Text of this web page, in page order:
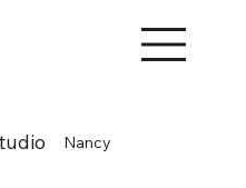
Nancy